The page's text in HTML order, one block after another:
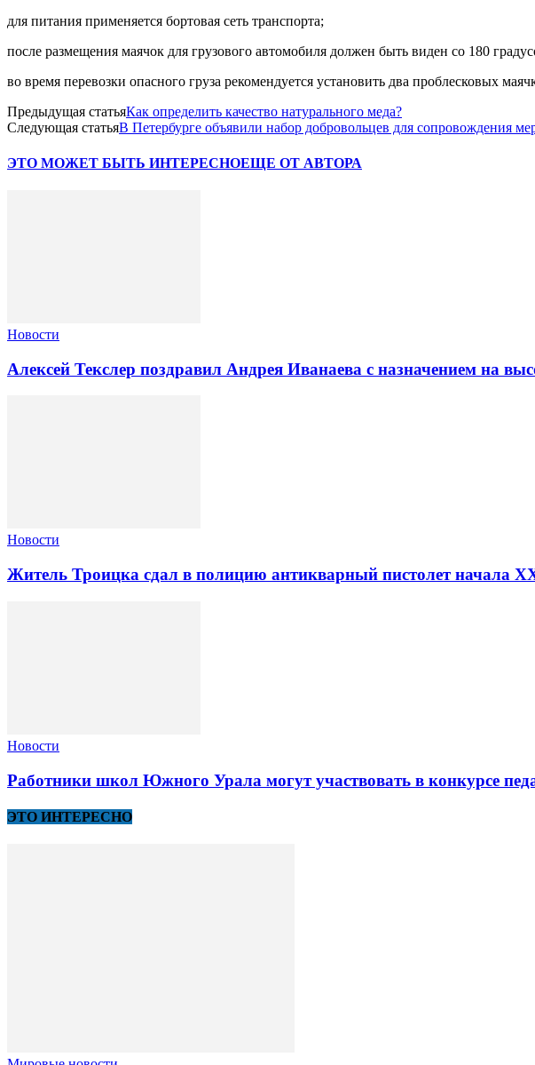
для питания применяется бортовая сеть транспорта;
после размещения маячок для грузового автомобиля должен быть виден со 180
во время перевозки опасного груза рекомендуется установить два проблесковых
Предыдущая статьяКак определить качество натурального меда?
Следующая статьяВ Петербурге объявили набор добровольцев для сопровождения
ЭТО МОЖЕТ БЫТЬ ИНТЕРЕСНОЕЩЕ ОТ АВТОРА
Новости
Алексей Текслер поздравил Андрея Иванаева с назначением на
Новости
Житель Троицка сдал в полицию антикварный пистолет начала
Новости
Работники школ Южного Урала могут участвовать в конкурсе
ЭТО ИНТЕРЕСНО